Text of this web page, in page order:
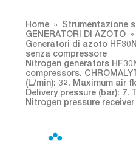
Home
Strumentazione
GENERATORI DI AZOTO
Generatori di azoto
senza compressore
Nitrogen generators
compressors.
(L/min): 32. Maximum air
Delivery pressure (bar): 7.
Nitrogen pressure receiver